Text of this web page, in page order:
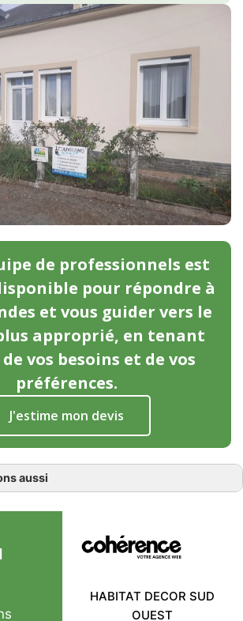
de professionnels est
pour répondre à
et vous guider vers le
approprié, en tenant
vos besoins et de vos
préférences.
J'estime mon devis
aussi
Anjou
sur-Loire
HABITAT DECOR SUD
OUEST